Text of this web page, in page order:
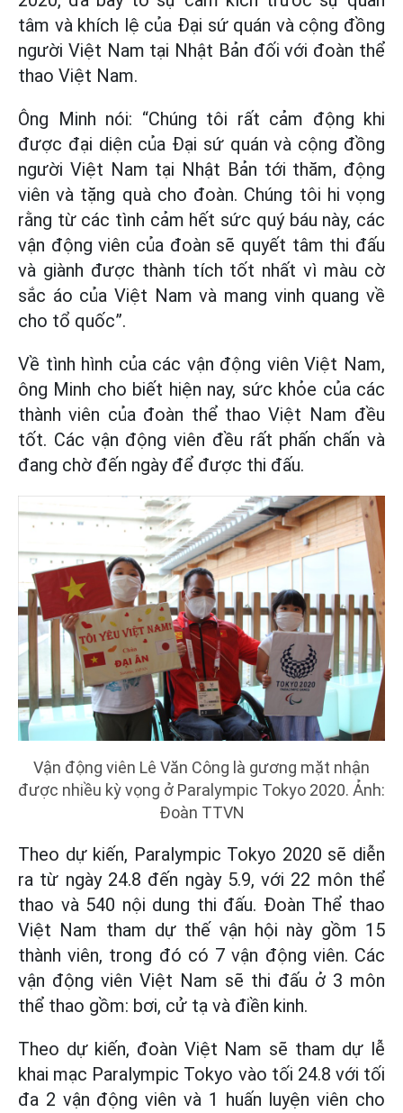
tâm và khích lệ của Đại sứ quán và cộng đồng
người Việt Nam tại Nhật Bản đối với đoàn thể
thao Việt Nam.
Ông Minh nói: “Chúng tôi rất cảm động khi
được đại diện của Đại sứ quán và cộng đồng
người Việt Nam tại Nhật Bản tới thăm, động
viên và tặng quà cho đoàn. Chúng tôi hi vọng
rằng từ các tình cảm hết sức quý báu này, các
vận động viên của đoàn sẽ quyết tâm thi đấu
và giành được thành tích tốt nhất vì màu cờ
sắc áo của Việt Nam và mang vinh quang về
cho tổ quốc”.
Về tình hình của các vận động viên Việt Nam,
ông Minh cho biết hiện nay, sức khỏe của các
thành viên của đoàn thể thao Việt Nam đều
tốt. Các vận động viên đều rất phấn chấn và
đang chờ đến ngày để được thi đấu.
Vận động viên Lê Văn Công là gương mặt nhận
được nhiều kỳ vọng ở Paralympic Tokyo 2020. Ảnh:
Đoàn TTVN
Theo dự kiến, Paralympic Tokyo 2020 sẽ diễn
ra từ ngày 24.8 đến ngày 5.9, với 22 môn thể
thao và 540 nội dung thi đấu. Đoàn Thể thao
Việt Nam tham dự thế vận hội này gồm 15
thành viên, trong đó có 7 vận động viên. Các
vận động viên Việt Nam sẽ thi đấu ở 3 môn
thể thao gồm: bơi, cử tạ và điền kinh.
Theo dự kiến, đoàn Việt Nam sẽ tham dự lễ
khai mạc Paralympic Tokyo vào tối 24.8 với tối
đa 2 vận động viên và 1 huấn luyện viên cho